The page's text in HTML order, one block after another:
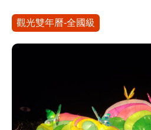
觀光雙年曆-全國級